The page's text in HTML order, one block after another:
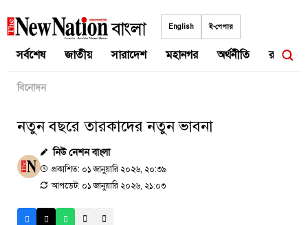
to
English ই-পেপার
সর্বশেষ জাতীয় সারাদেশ মহানগর অর্থনীতি রাজনীতি
বিনোদন
নতুন বছরে তারকাদের নতুন ভাবনা
নিউ নেশন বাংলা
প্রকাশিত: ০১ জানুয়ারি ২০২৬, ২০:৩৯
আপডেট: ০১ জানুয়ারি ২০২৬, ২১:০৩